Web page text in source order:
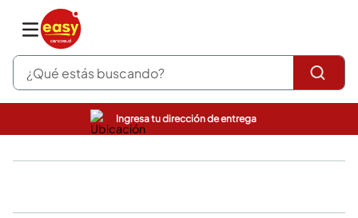
¿Qué estás buscando?
Ingresa tu dirección de entrega
pinturas